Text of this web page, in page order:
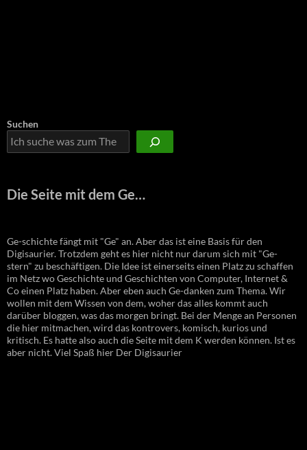
Suchen
Die Seite mit dem Ge…
Ge-schichte fängt mit "Ge" an. Aber das ist eine Basis für den
Digisaurier. Trotzdem geht es hier nicht nur darum sich mit "Ge-
stern" zu beschäftigen. Die Idee ist einerseits einen Platz zu schaffen
im Netz wo Geschichte und Geschichten von Computer, Internet &
Co einen Platz haben. Aber eben auch Ge-danken zum Thema. Wir
wollen mit dem Wissen von dem, woher das alles kommt auch
darüber bloggen, was das morgen bringt. Bei der Menge an Personen
die hier mitmachen, wird das kontrovers, komisch, kurios und
kritisch. Es hatte also auch die Seite mit dem K werden können. Ist es
aber nicht. Viel Spaß hier Der Digisaurier